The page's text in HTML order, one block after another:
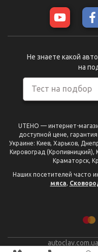
Тест на подбор
Не знаете какой
на
UTEHO — интернет-
доступной цене,
Украине: Киев, Харьков,
Кировоград (Кропивницкий),
Краматорск,
Наших посетителей часто
мяса,